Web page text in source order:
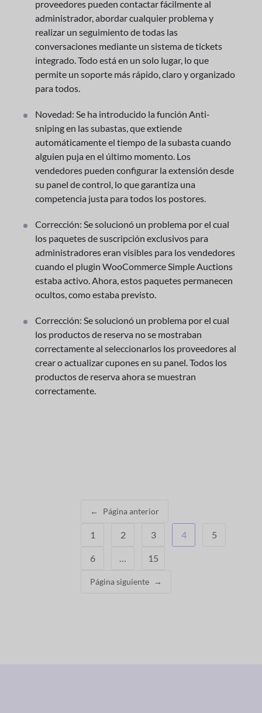
proveedores pueden contactar fácilmente al
administrador, abordar cualquier problema y
realizar un seguimiento de todas las
conversaciones mediante un sistema de tickets
integrado. Todo está en un solo lugar, lo que
permite un soporte más rápido, claro y organizado
para todos.
Novedad: Se ha introducido la función Anti-
sniping en las subastas, que extiende
automáticamente el tiempo de la subasta cuando
alguien puja en el último momento. Los
vendedores pueden configurar la extensión desde
su panel de control, lo que garantiza una
competencia justa para todos los postores.
Corrección: Se solucionó un problema por el cual
los paquetes de suscripción exclusivos para
administradores eran visibles para los vendedores
cuando el plugin WooCommerce Simple Auctions
estaba activo. Ahora, estos paquetes permanecen
ocultos, como estaba previsto.
Corrección: Se solucionó un problema por el cual
los productos de reserva no se mostraban
correctamente al seleccionarlos los proveedores al
crear o actualizar cupones en su panel. Todos los
productos de reserva ahora se muestran
correctamente.
← Página anterior
1 2 3 4 5
6 … 15
Página siguiente →